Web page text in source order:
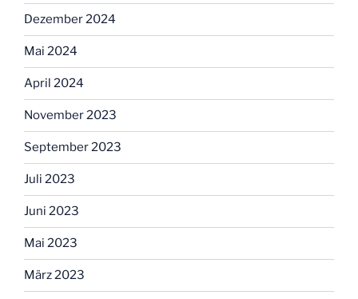
Dezember 2024
Mai 2024
April 2024
November 2023
September 2023
Juli 2023
Juni 2023
Mai 2023
März 2023